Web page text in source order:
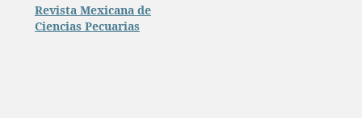
Revista Mexicana de
Ciencias Pecuarias